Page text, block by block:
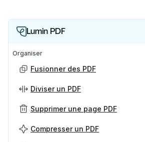
Lumin PDF
Organiser
Fusionner des PDF
Diviser un PDF
Supprimer une page PDF
Compresser un PDF